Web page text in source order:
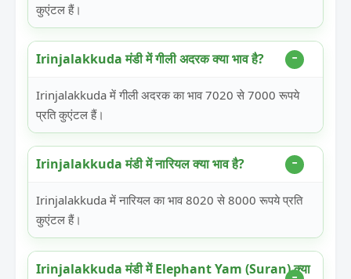
कुएंटल हैं।
Irinjalakkuda मंडी में गीली अदरक क्या भाव है?
Irinjalakkuda में गीली अदरक का भाव 7020 से 7000 रूपये
प्रति कुएंटल हैं।
Irinjalakkuda मंडी में नारियल क्या भाव है?
Irinjalakkuda में नारियल का भाव 8020 से 8000 रूपये प्रति
कुएंटल हैं।
Irinjalakkuda मंडी में Elephant Yam (Suran) क्या